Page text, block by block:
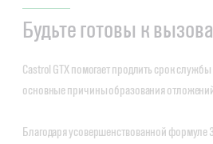
Будьте готовы к
Castrol GTX помогает продлить срок службы
основные причины образования
Благодаря усовершенствованной формуле